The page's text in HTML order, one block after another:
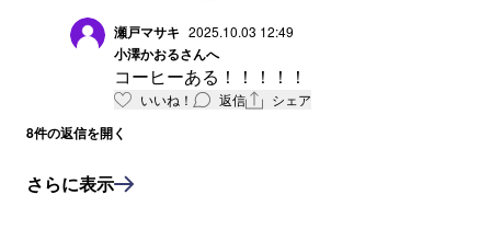
瀬戸マサキ 2025.10.03 12:49
小澤かおるさんへ
コーヒーある！！！！！
いいね！ 返信 シェア
8件の返信を開く
さらに表示